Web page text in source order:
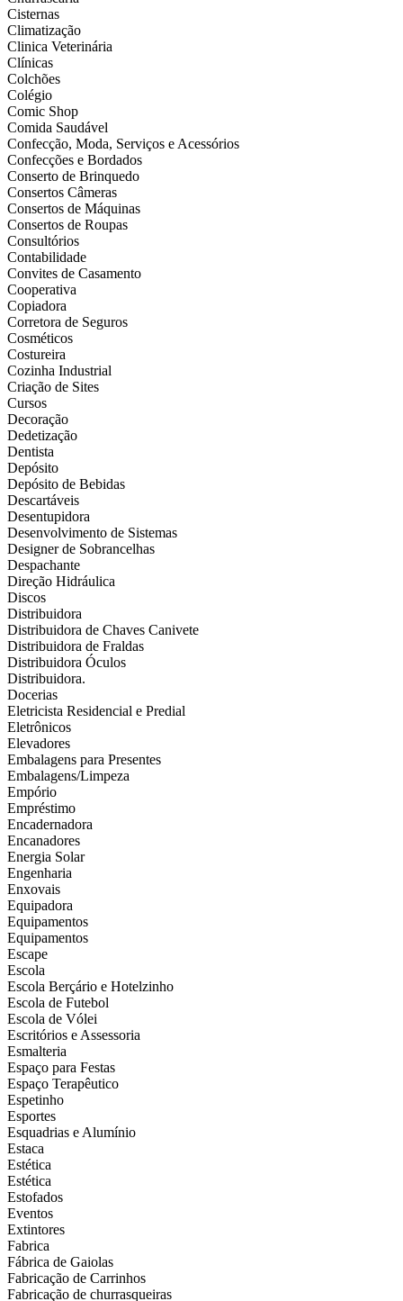
Cisternas
Climatização
Clinica Veterinária
Clínicas
Colchões
Colégio
Comic Shop
Comida Saudável
Confecção, Moda, Serviços e Acessórios
Confecções e Bordados
Conserto de Brinquedo
Consertos Câmeras
Consertos de Máquinas
Consertos de Roupas
Consultórios
Contabilidade
Convites de Casamento
Cooperativa
Copiadora
Corretora de Seguros
Cosméticos
Costureira
Cozinha Industrial
Criação de Sites
Cursos
Decoração
Dedetização
Dentista
Depósito
Depósito de Bebidas
Descartáveis
Desentupidora
Desenvolvimento de Sistemas
Designer de Sobrancelhas
Despachante
Direção Hidráulica
Discos
Distribuidora
Distribuidora de Chaves Canivete
Distribuidora de Fraldas
Distribuidora Óculos
Distribuidora.
Docerias
Eletricista Residencial e Predial
Eletrônicos
Elevadores
Embalagens para Presentes
Embalagens/Limpeza
Empório
Empréstimo
Encadernadora
Encanadores
Energia Solar
Engenharia
Enxovais
Equipadora
Equipamentos
Equipamentos
Escape
Escola
Escola Berçário e Hotelzinho
Escola de Futebol
Escola de Vólei
Escritórios e Assessoria
Esmalteria
Espaço para Festas
Espaço Terapêutico
Espetinho
Esportes
Esquadrias e Alumínio
Estaca
Estética
Estética
Estofados
Eventos
Extintores
Fabrica
Fábrica de Gaiolas
Fabricação de Carrinhos
Fabricação de churrasqueiras